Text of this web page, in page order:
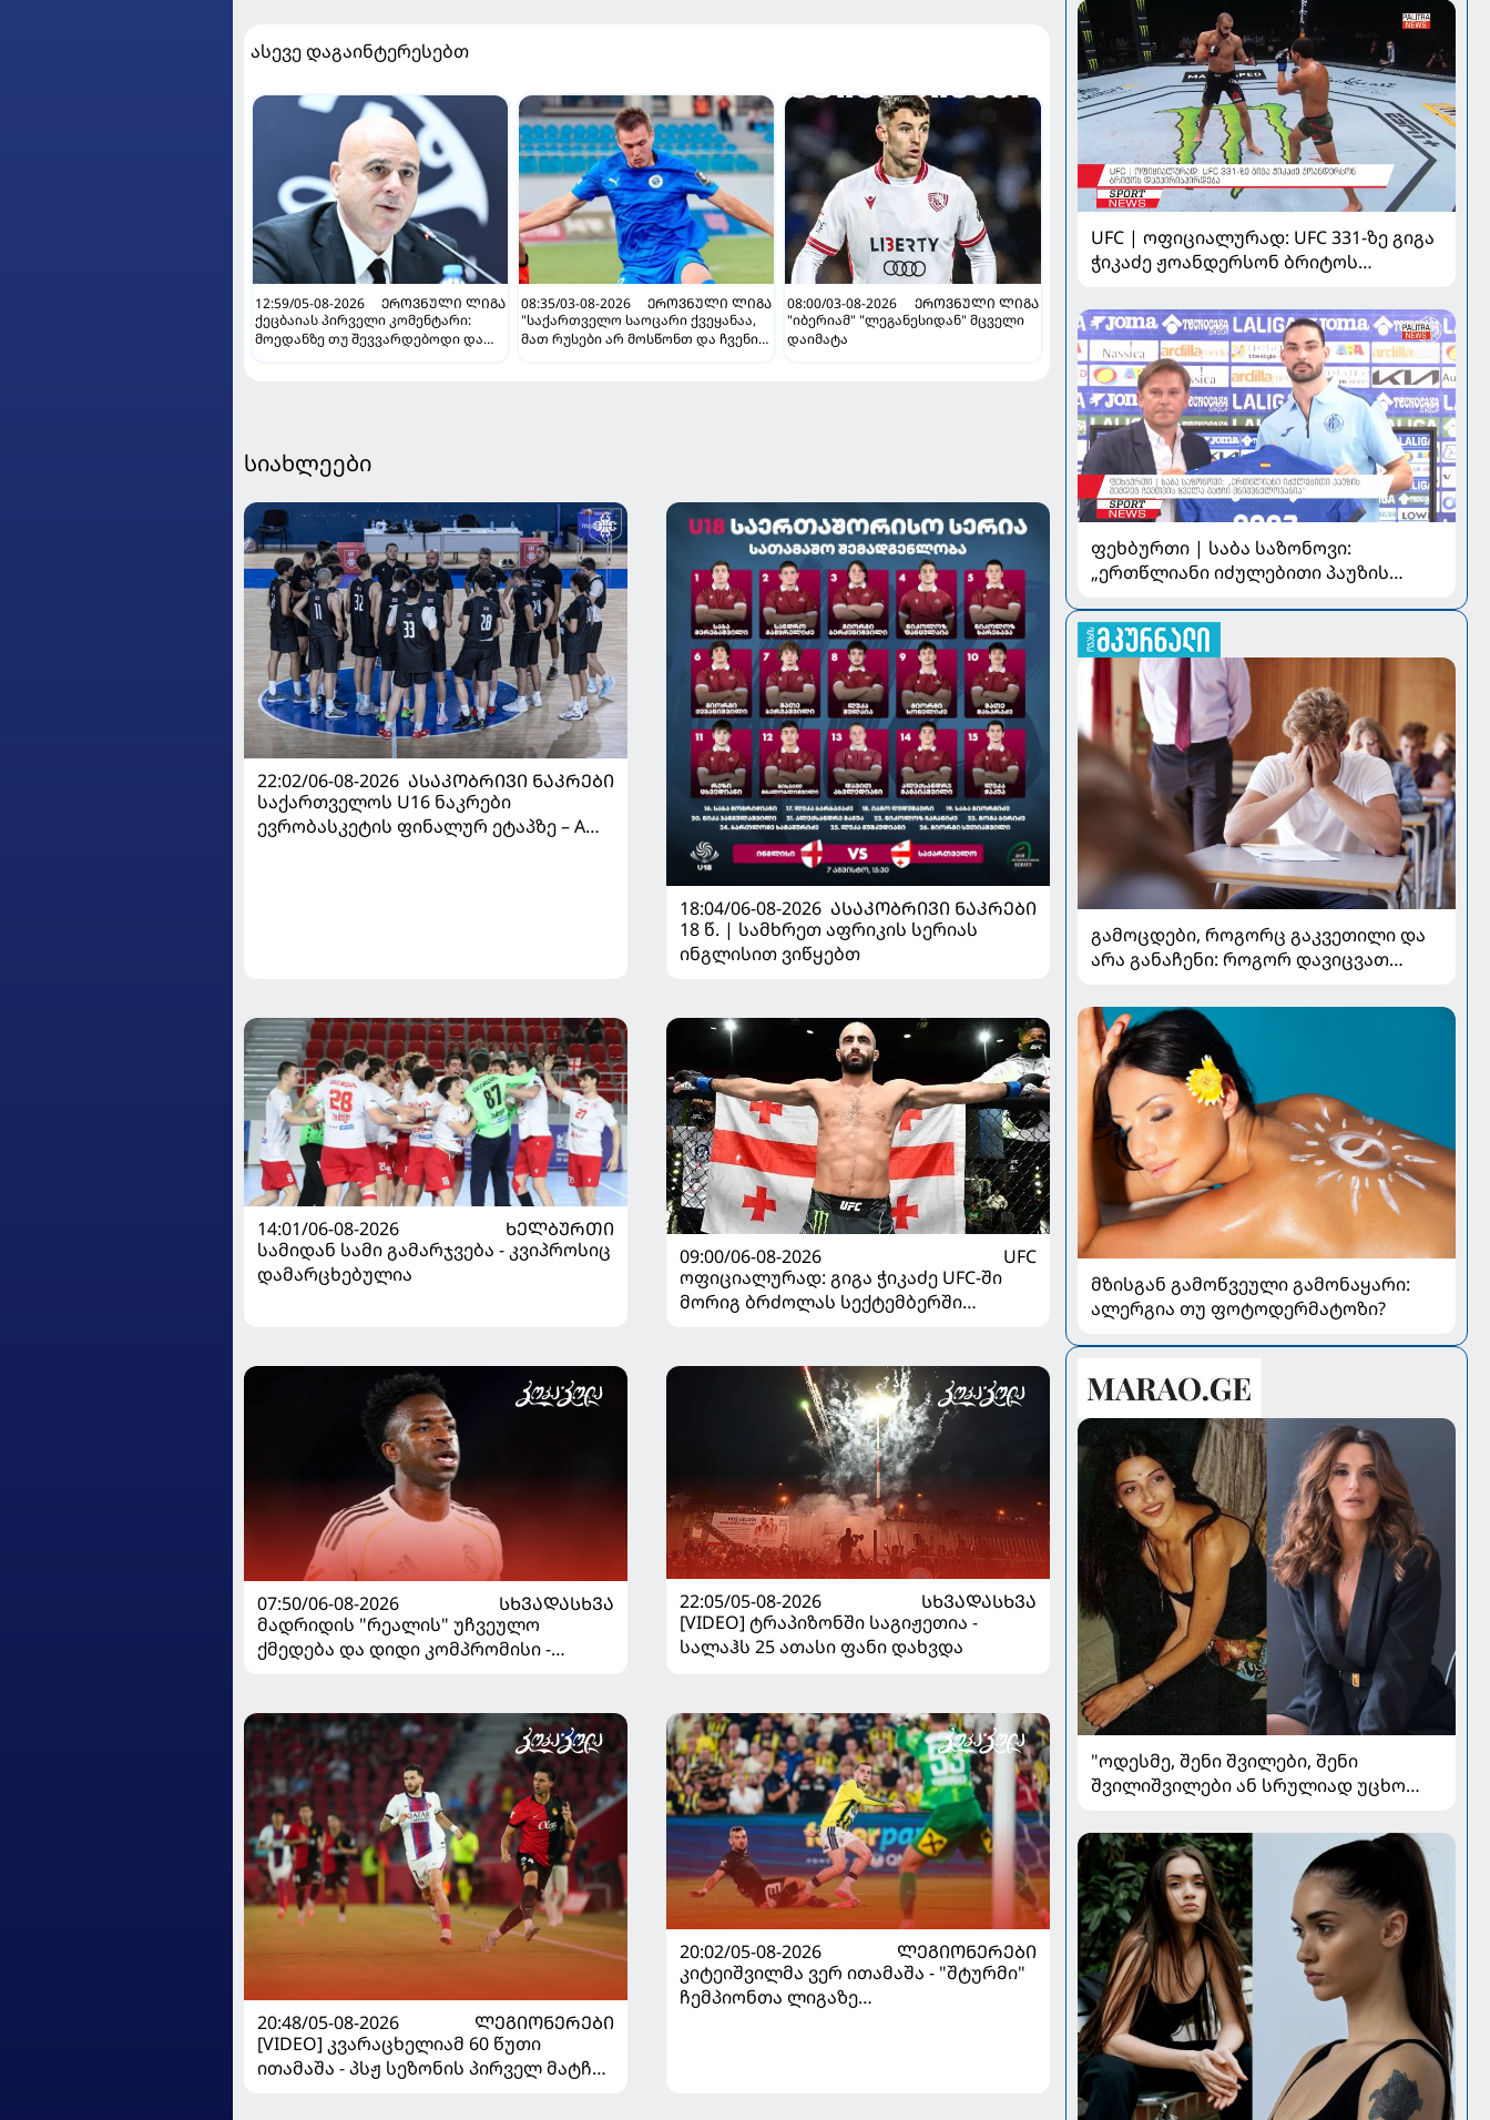
ასევე დაგაინტერესებთ
12:59/05-08-2026
ᲔᲠᲝᲕᲜᲣᲚᲘ ᲚᲘᲒᲐ
ქეცბაიას პირველი კომენტარი:
მოედანზე თუ შევვარდებოდი და
08:35/03-08-2026
ᲔᲠᲝᲕᲜᲣᲚᲘ ᲚᲘᲒᲐ
"საქართველო საოცარი ქვეყანაა,
მათ რუსები არ მოსწონთ და ჩვენი
08:00/03-08-2026
ᲔᲠᲝᲕᲜᲣᲚᲘ ᲚᲘᲒᲐ
"იბერიამ" "ლეგანესიდან" მცველი
დაიმატა
სიახლეები
22:02/06-08-2026 ᲐᲡᲐᲙᲝᲑᲠᲘᲕᲘ ᲜᲐᲙᲠᲔᲑᲘ
საქართველოს U16 ნაკრები
ევრობასკეტის ფინალურ ეტაპზე – A
18:04/06-08-2026 ᲐᲡᲐᲙᲝᲑᲠᲘᲕᲘ ᲜᲐᲙᲠᲔᲑᲘ
18 წ. | სამხრეთ აფრიკის სერიას
ინგლისით ვიწყებთ
14:01/06-08-2026
ᲮᲔᲚᲑᲣᲠᲗᲘ
სამიდან სამი გამარჯვება - კვიპროსიც
დამარცხებულია
09:00/06-08-2026
UFC
ოფიციალურად: გიგა ჭიკაძე UFC-ში
მორიგ ბრძოლას სექტემბერში
07:50/06-08-2026
ᲡᲮᲕᲐᲓᲐᲡᲮᲕᲐ
მადრიდის "რეალის" უჩვეულო
ქმედება და დიდი კომპრომისი -
22:05/05-08-2026
ᲡᲮᲕᲐᲓᲐᲡᲮᲕᲐ
[VIDEO] ტრაპიზონში საგიჟეთია -
სალაჰს 25 ათასი ფანი დახვდა
20:48/05-08-2026
ᲚᲔᲒᲘᲝᲜᲔᲠᲔᲑᲘ
[VIDEO] კვარაცხელიამ 60 წუთი
ითამაშა - პსჟ სეზონის პირველ მატჩში
20:02/05-08-2026
ᲚᲔᲒᲘᲝᲜᲔᲠᲔᲑᲘ
კიტეიშვილმა ვერ ითამაშა - "შტურმი"
ჩემპიონთა ლიგაზე
UFC | ოფიციალურად: UFC 331-ზე გიგა
ჭიკაძე ჟოანდერსონ ბრიტოს
ფეხბურთი | საბა საზონოვი:
„ერთწლიანი იძულებითი პაუზის
მნიშვნელოვანია“
გამოცდები, როგორც გაკვეთილი და
არა განაჩენი: როგორ დავიცვათ
მომავალი
მზისგან გამოწვეული გამონაყარი:
ალერგია თუ ფოტოდერმატოზი?
"ოდესმე, შენი შვილები, შენი
შვილიშვილები ან სრულიად უცხო
პორტრეტს...." - რას წერს მარი ნაკანი
კრისტი ყიფშიძეზე